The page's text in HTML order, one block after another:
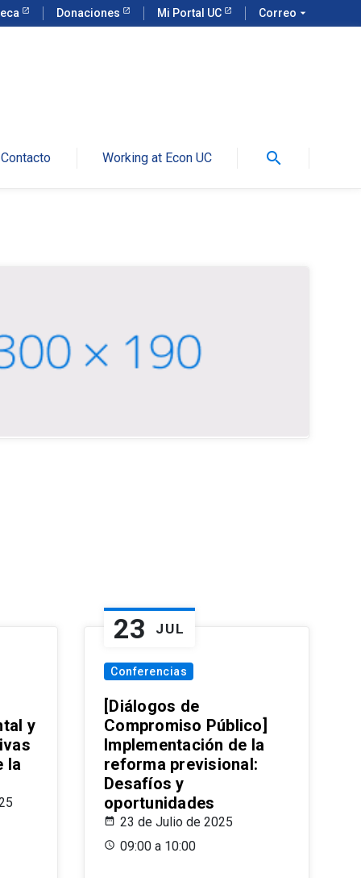
Donaciones Mi Portal UC Correo arrow_drop_down
Contacto Working at Econ UC search
y
la
23 JUL
Conferencias
[Diálogos de
Compromiso Público]
Implementación de la
reforma previsional:
Desafíos y
oportunidades
23 de Julio de 2025
09:00 a 10:00